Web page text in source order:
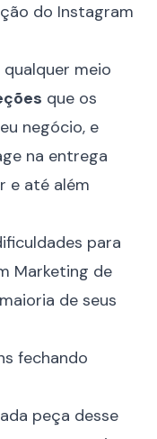
do Instagram
meio
que os
negócio, e
na entrega
e até além
para
Marketing de
de seus
peça desse